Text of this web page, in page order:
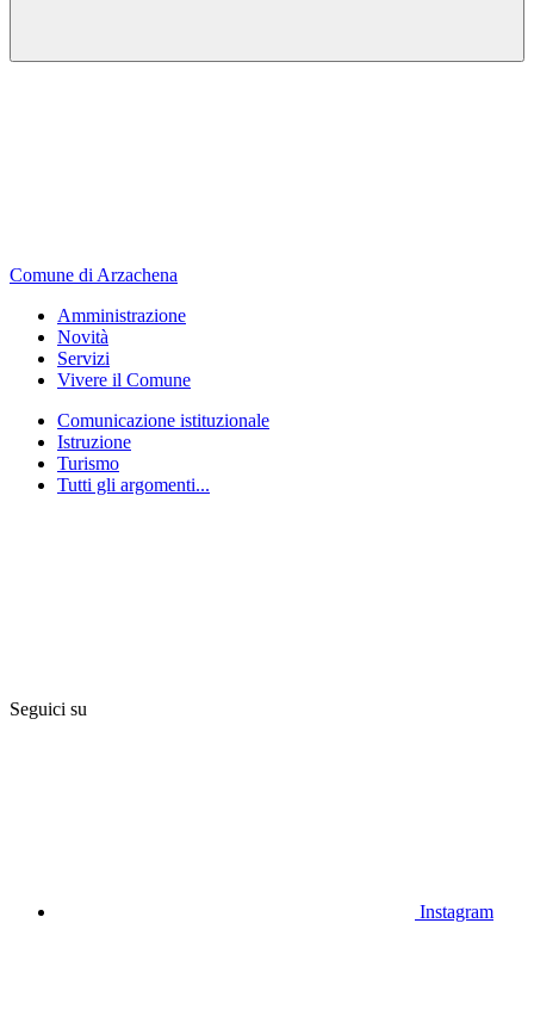
Comune di Arzachena
Amministrazione
Novità
Servizi
Vivere il Comune
Comunicazione istituzionale
Istruzione
Turismo
Tutti gli argomenti...
Seguici su
Instagram